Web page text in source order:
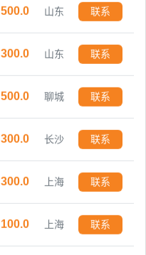
500.0 山东 联系
300.0 山东 联系
500.0 聊城 联系
300.0 长沙 联系
300.0 上海 联系
100.0 上海 联系